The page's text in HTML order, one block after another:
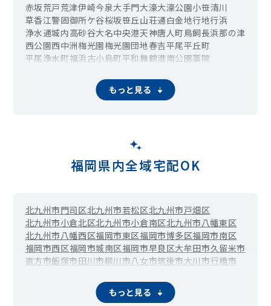
赤坂荒戸荒津伊崎今泉大手門大濠大濠公園小笹清川
草香江警固御所ケ谷桜坂笹丘山荘通白金地行地行浜
浄水通城内高砂谷大名中央港天神唐人町鳥飼長浜那の津
西公園西中洲梅光園梅光園団地春吉平尾平丘町
平尾浄水町福浜古小烏町平和 舞鶴港南公園薬院
もっと見る
福岡県内全域宅配OK
北九州市門司区北九州市若松区北九州市戸畑区
北九州市小倉北区北九州市小倉南区北九州市八幡東区
北九州市八幡西区福岡市東区福岡市博多区福岡市南区
福岡市西区福岡市城南区福岡市早良区大牟田市久留米市
直方市飯塚市田川市柳川市八女市筑後市大川市行橋市
福津市 うきは市宮若市
那珂川市宇美町篠栗町
もっと見る